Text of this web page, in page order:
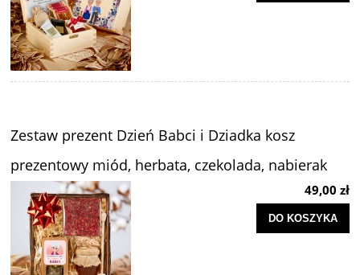
Zestaw prezent Dzień Babci i Dziadka kosz
prezentowy miód, herbata, czekolada, nabierak
49,00 zł
DO KOSZYKA